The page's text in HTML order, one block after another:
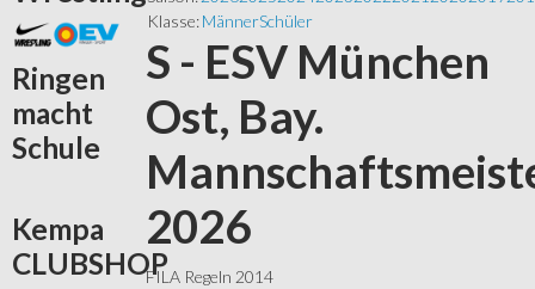
Klasse:MännerSchüler
S - ESV München
Ost, Bay.
2026
FILA Regeln 2014
Ringen
macht
Schule
Kempa
CLUBSHOP